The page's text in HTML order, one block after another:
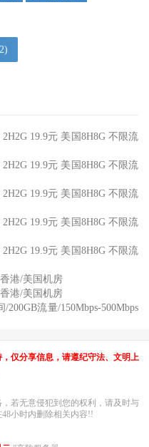
)
19.9元 美国8H8G 不限流
19.9元 美国8H8G 不限流
19.9元 美国8H8G 不限流
19.9元 美国8H8G 不限流
19.9元 美国8H8G 不限流
港/美国机房
港/美国机房
流量/150Mbps-500Mbps
仅分享信息，请遵纪守法、文明上
若无意侵犯到您的权利，请及时与
48小时内删除相关内容!!